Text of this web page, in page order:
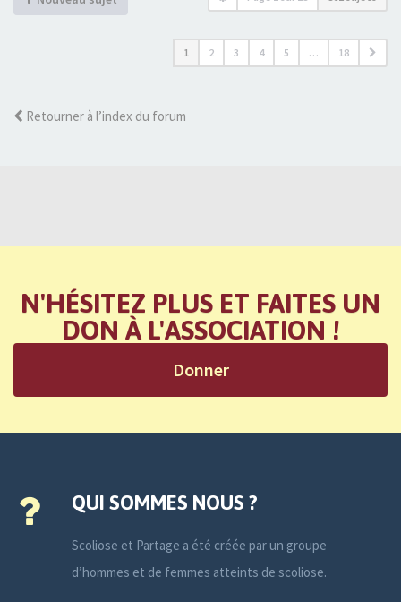
1 2 3 4 5 … 18
Retourner à l’index du forum
N'HÉSITEZ PLUS ET FAITES UN
DON À L'ASSOCIATION !
Donner
QUI SOMMES NOUS ?
Scoliose et Partage a été créée par un groupe
d’hommes et de femmes atteints de scoliose.